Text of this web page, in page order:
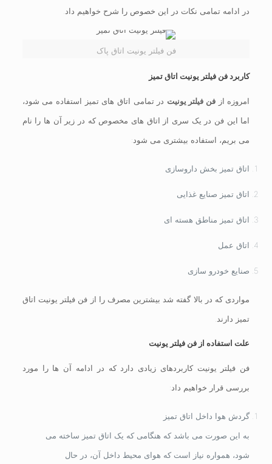
در ادامه تمامی نکات در این خصوص را شرح خواهیم داد.
فن فیلتر یونیت اتاق پاک
کاربرد فن فیلتر یونیت اتاق تمیز
امروزه ازفن فیلتر یونیت در تمامی اتاق های تمیز استفاده می شود،
اما این فن در یک سری از اتاق های مخصوص که در زیر آن ها را نام
می بریم، استفاده بیشتری می شود:
اتاق تمیز بخش داروسازی
اتاق تمیز صنایع غذایی
اتاق تمیز مناطق هسته ای
اتاق عمل
صنایع خودرو سازی
مواردی که در بالا گفته شد بیشترین مصرف را از فن فیلتر یونیت اتاق
تمیز دارند.
علت استفاده از فن فیلتر یونیت
فن فیلتر یونیت کاربردهای زیادی دارد که در ادامه آن ها را مورد
بررسی قرار خواهیم داد:
گردش هوا داخل اتاق تمیز
به این صورت می باشد که هنگامی که یک اتاق تمیز ساخته می
شود، همواره نیاز است که هوای محیط داخل آن، در حال